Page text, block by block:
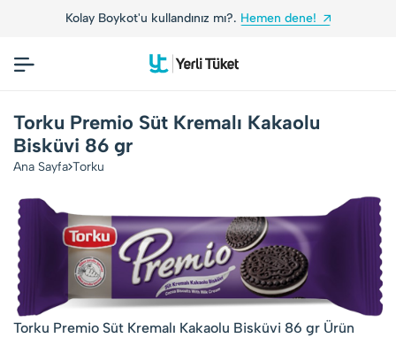
Kolay Boykot'u kullandınız mı?. Hemen dene!
Torku Premio Süt Kremalı Kakaolu
Bisküvi 86 gr
Ana Sayfa Torku
Torku Premio Süt Kremalı Kakaolu Bisküvi 86 gr Ürün